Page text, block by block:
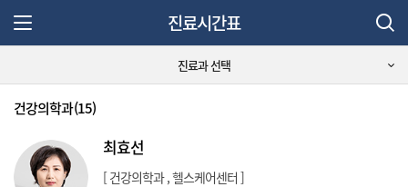
진료시간표
진료과 선택
건강의학과(15)
최효선
[ 건강의학과 , 헬스케어센터 ]